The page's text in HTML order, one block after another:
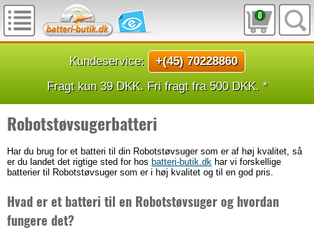
0
Kundeservice:
+(45) 70228860
Fragt kun 39 DKK. Fri fragt fra 500 DKK. *
Robotstøvsugerbatteri
Har du brug for et batteri til din Robotstøvsuger som er af høj kvalitet, så
er du landet det rigtige sted for hos batteri-butik.dk har vi forskellige
batterier til Robotstøvsuger som er i høj kvalitet og til en god pris.
Hvad er et batteri til en Robotstøvsuger og hvordan
fungere det?